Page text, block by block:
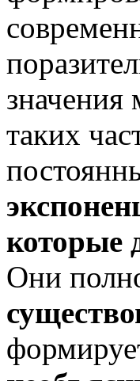
значения
таких
которые
Они